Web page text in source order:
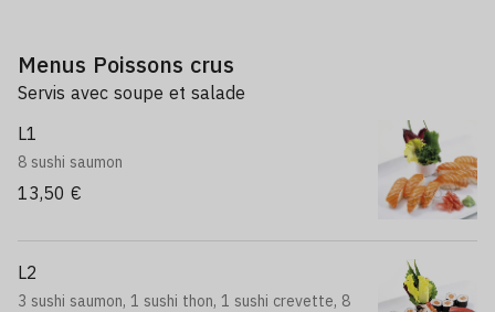
Menus Poissons crus
Servis avec soupe et salade
L1
8 sushi saumon
13,50 €
L2
3 sushi saumon, 1 sushi thon, 1 sushi crevette, 8